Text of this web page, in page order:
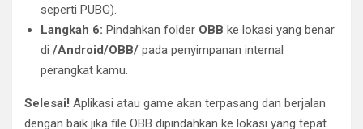
seperti PUBG).
Langkah 6: Pindahkan folder OBB ke lokasi yang benar
di /Android/OBB/ pada penyimpanan internal
perangkat kamu.
Selesai! Aplikasi atau game akan terpasang dan berjalan
dengan baik jika file OBB dipindahkan ke lokasi yang tepat.